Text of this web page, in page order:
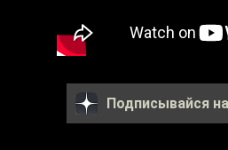
Подписывайся